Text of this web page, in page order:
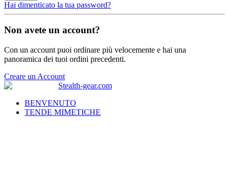
Hai dimenticato la tua password?
Non avete un account?
Con un account puoi ordinare più velocemente e hai una
panoramica dei tuoi ordini precedenti.
Creare un Account
BENVENUTO
TENDE MIMETICHE